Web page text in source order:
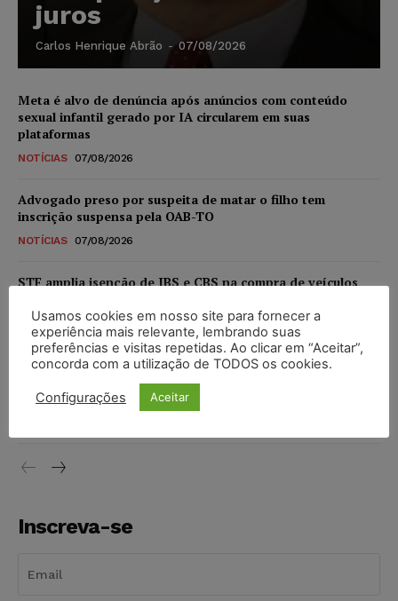
juros
Carlos Henrique Abrão - 07/08/2026
Meta é alvo de denúncia após anúncios com conteúdo
sexual infantil gerado por IA circularem em suas
plataformas
NOTÍCIAS 07/08/2026
Advogado preso por suspeita de matar o filho tem
inscrição suspensa pela OAB-TO
NOTÍCIAS 07/08/2026
STF amplia isenção de IBS e CBS na compra de veículos
níveis
DIREITO TRIBUTÁRIO 07/08/2026
Justiça do Trabalho mantém justa causa de empregado que
vendia canetas emagrecedoras no local de trabalho
Inscreva-se
Usamos cookies em nosso site para fornecer a
experiência mais relevante, lembrando suas
preferências e visitas repetidas. Ao clicar em “Aceitar”,
concorda com a utilização de TODOS os cookies.
Configurações Aceitar